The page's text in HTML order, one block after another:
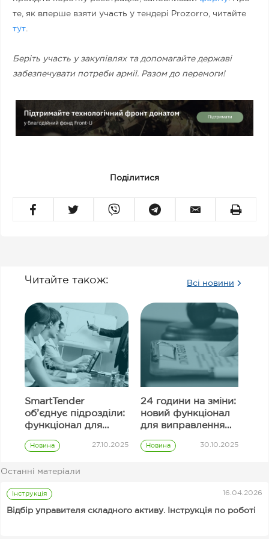
те, як вперше взяти участь у тендері Prozorro, читайте
тут
Беріть участь у закупівлях та допомагайте державі
забезпечувати потреби армії. Разом до перемоги!
Поділитися
Останні матеріали
Інструкція 16.04.2026
Відбір управителя складного активу. Інструкція по роботі
Читайте також: Всі новини
SmartTender
об’єднує підрозділи:
функціонал для
узгодження
закупівель
Новина
закупівлі
27.10.2025
24 години на зміни:
новий функціонал
для виправлення
інформації в полях
тендерної
Новина 30.10.2025